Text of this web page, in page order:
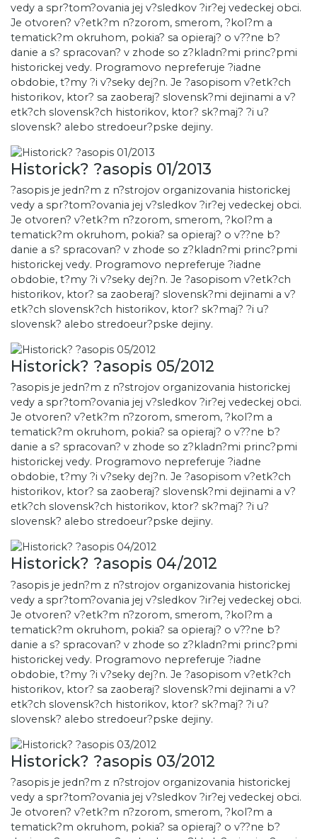
vedy a spr?tom?ovania jej v?sledkov ?ir?ej vedeckej obci.
Je otvoren? v?etk?m n?zorom, smerom, ?kol?m a
tematick?m okruhom, pokia? sa opieraj? o v??ne b?
danie a s? spracovan? v zhode so z?kladn?mi princ?pmi
historickej vedy. Programovo nepreferuje ?iadne
obdobie, t?my ?i v?seky dej?n. Je ?asopisom v?etk?ch
historikov, ktor? sa zaoberaj? slovensk?mi dejinami a v?
etk?ch slovensk?ch historikov, ktor? sk?maj? ?i u?
slovensk? alebo stredoeur?pske dejiny.
Historick? ?asopis 01/2013
?asopis je jedn?m z n?strojov organizovania historickej
vedy a spr?tom?ovania jej v?sledkov ?ir?ej vedeckej obci.
Je otvoren? v?etk?m n?zorom, smerom, ?kol?m a
tematick?m okruhom, pokia? sa opieraj? o v??ne b?
danie a s? spracovan? v zhode so z?kladn?mi princ?pmi
historickej vedy. Programovo nepreferuje ?iadne
obdobie, t?my ?i v?seky dej?n. Je ?asopisom v?etk?ch
historikov, ktor? sa zaoberaj? slovensk?mi dejinami a v?
etk?ch slovensk?ch historikov, ktor? sk?maj? ?i u?
slovensk? alebo stredoeur?pske dejiny.
Historick? ?asopis 05/2012
?asopis je jedn?m z n?strojov organizovania historickej
vedy a spr?tom?ovania jej v?sledkov ?ir?ej vedeckej obci.
Je otvoren? v?etk?m n?zorom, smerom, ?kol?m a
tematick?m okruhom, pokia? sa opieraj? o v??ne b?
danie a s? spracovan? v zhode so z?kladn?mi princ?pmi
historickej vedy. Programovo nepreferuje ?iadne
obdobie, t?my ?i v?seky dej?n. Je ?asopisom v?etk?ch
historikov, ktor? sa zaoberaj? slovensk?mi dejinami a v?
etk?ch slovensk?ch historikov, ktor? sk?maj? ?i u?
slovensk? alebo stredoeur?pske dejiny.
Historick? ?asopis 04/2012
?asopis je jedn?m z n?strojov organizovania historickej
vedy a spr?tom?ovania jej v?sledkov ?ir?ej vedeckej obci.
Je otvoren? v?etk?m n?zorom, smerom, ?kol?m a
tematick?m okruhom, pokia? sa opieraj? o v??ne b?
danie a s? spracovan? v zhode so z?kladn?mi princ?pmi
historickej vedy. Programovo nepreferuje ?iadne
obdobie, t?my ?i v?seky dej?n. Je ?asopisom v?etk?ch
historikov, ktor? sa zaoberaj? slovensk?mi dejinami a v?
etk?ch slovensk?ch historikov, ktor? sk?maj? ?i u?
slovensk? alebo stredoeur?pske dejiny.
Historick? ?asopis 03/2012
?asopis je jedn?m z n?strojov organizovania historickej
vedy a spr?tom?ovania jej v?sledkov ?ir?ej vedeckej obci.
Je otvoren? v?etk?m n?zorom, smerom, ?kol?m a
tematick?m okruhom, pokia? sa opieraj? o v??ne b?